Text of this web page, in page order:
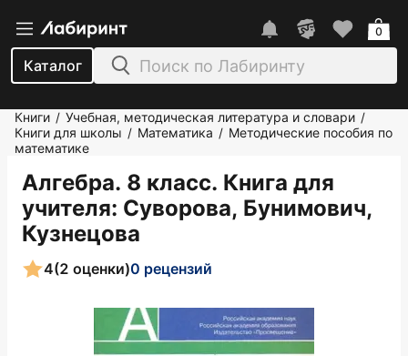
Каталог
0
Книги / Учебная, методическая литература и словари /
Книги для школы / Математика / Методические пособия по
математике
Алгебра. 8 класс. Книга для
учителя: Суворова, Бунимович,
Кузнецова
4(2 оценки)0 рецензий